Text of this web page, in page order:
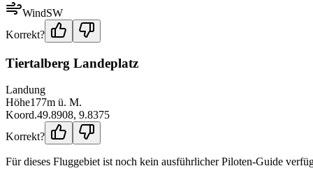
WindSW
Korrekt?
Tiertalberg Landeplatz
Landung
Höhe177m ü. M.
Koord.49.8908, 9.8375
Korrekt?
Für dieses Fluggebiet ist noch kein ausführlicher Piloten-Guide